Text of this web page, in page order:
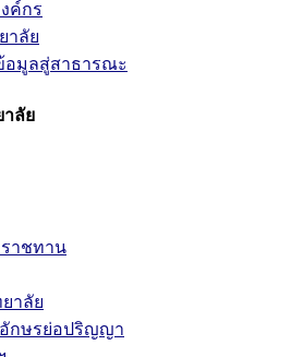
ค์กร
าลัย
อมูลสู่สาธารณะ
ลัย
ราชทาน
าลัย
กษรย่อปริญญา